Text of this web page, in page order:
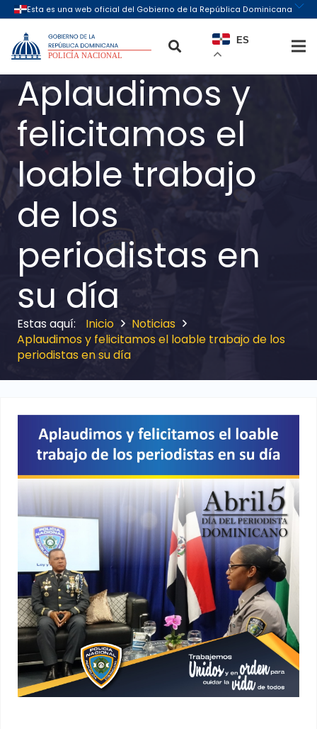
ES
Aplaudimos y
felicitamos el
loable trabajo
de los
periodistas en
su día
Inicio
Noticias
Aplaudimos y felicitamos el loable trabajo de los
periodistas en su día